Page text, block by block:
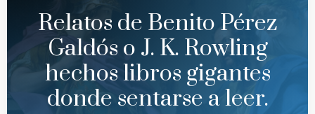
Relatos de Benito Pérez
Galdós o J. K. Rowling
hechos libros gigantes
donde sentarse a leer.